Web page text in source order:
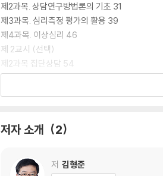
제2과목. 상담연구방법론의 기초 31
제3과목. 심리측정 평가의 활용 39
제4과목. 이상심리 46
제 2교시 (선택)
제2과목 집단상담 54
제3과목 가족상담 62
제2과목. 상담연구방법론의 기초 80
제4과목. 이상심리 94
저자 소개 2
저 김형준